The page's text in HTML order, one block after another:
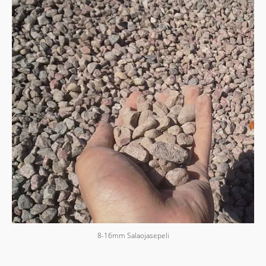
8-16mm Salaojasepeli